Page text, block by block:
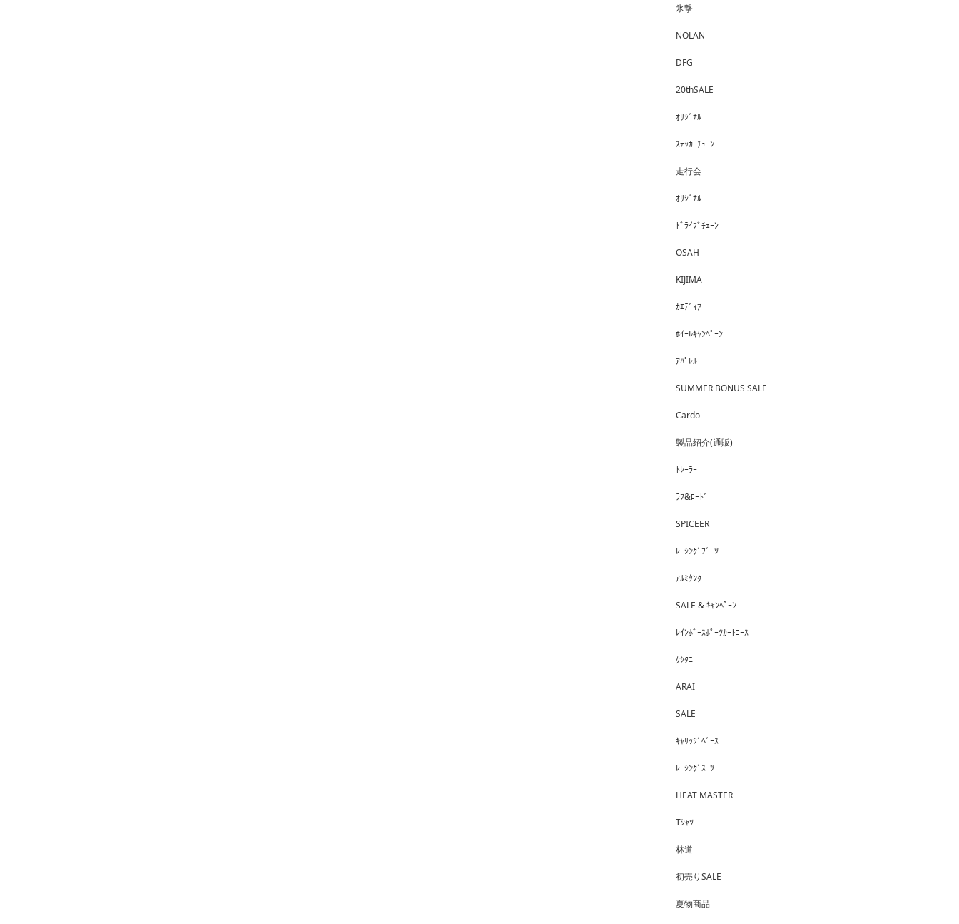
氷撃
NOLAN
DFG
20thSALE
ｵﾘｼﾞﾅﾙ
ｽﾃｯｶｰﾁｭｰﾝ
走行会
ｵﾘｼﾞﾅﾙ
ﾄﾞﾗｲﾌﾞﾁｪｰﾝ
OSAH
KIJIMA
ｶｴﾃﾞｨｱ
ﾎｲｰﾙｷｬﾝﾍﾟｰﾝ
ｱﾊﾟﾚﾙ
SUMMER BONUS SALE
Cardo
製品紹介(通販)
ﾄﾚｰﾗｰ
ﾗﾌ&ﾛｰﾄﾞ
SPICEER
ﾚｰｼﾝｸﾞﾌﾞｰﾂ
ｱﾙﾐﾀﾝｸ
SALE & ｷｬﾝﾍﾟｰﾝ
ﾚｲﾝﾎﾞｰｽﾎﾟｰﾂｶｰﾄｺｰｽ
ｸｼﾀﾆ
ARAI
SALE
ｷｬﾘｯｼﾞﾍﾞｰｽ
ﾚｰｼﾝｸﾞｽｰﾂ
HEAT MASTER
Tｼｬﾂ
林道
初売りSALE
夏物商品